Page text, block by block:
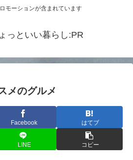
モーションが含まれています
っといい暮らし:PR
メのグルメ
Facebook はてブ
LINE コピー